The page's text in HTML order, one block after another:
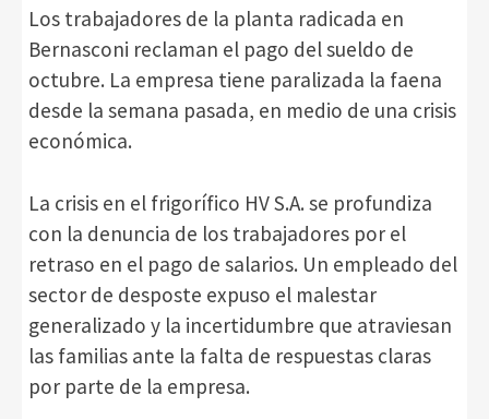
Los trabajadores de la planta radicada en
Bernasconi reclaman el pago del sueldo de
octubre. La empresa tiene paralizada la faena
desde la semana pasada, en medio de una crisis
económica.
La crisis en el frigorífico HV S.A. se profundiza
con la denuncia de los trabajadores por el
retraso en el pago de salarios. Un empleado del
sector de desposte expuso el malestar
generalizado y la incertidumbre que atraviesan
las familias ante la falta de respuestas claras
por parte de la empresa.